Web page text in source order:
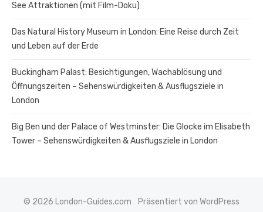
See Attraktionen (mit Film-Doku)
Das Natural History Museum in London: Eine Reise durch Zeit
und Leben auf der Erde
Buckingham Palast: Besichtigungen, Wachablösung und
Öffnungszeiten – Sehenswürdigkeiten & Ausflugsziele in
London
Big Ben und der Palace of Westminster: Die Glocke im Elisabeth
Tower – Sehenswürdigkeiten & Ausflugsziele in London
© 2026 London-Guides.com
Präsentiert von WordPress